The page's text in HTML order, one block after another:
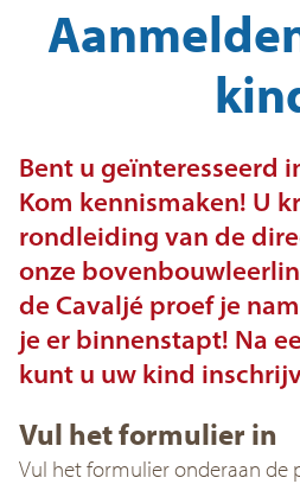
Bent u geïnteresseerd
Kom kennismaken! U
rondleiding van de
onze
de Cavaljé proef je
je er binnenstapt! Na
kunt u uw kind
Vul het formulier in
Vul het formulier onderaan de